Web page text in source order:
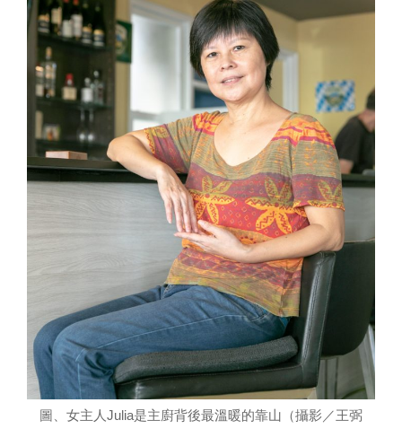
圖、女主人Julia是主廚背後最溫暖的靠山（攝影／王弼